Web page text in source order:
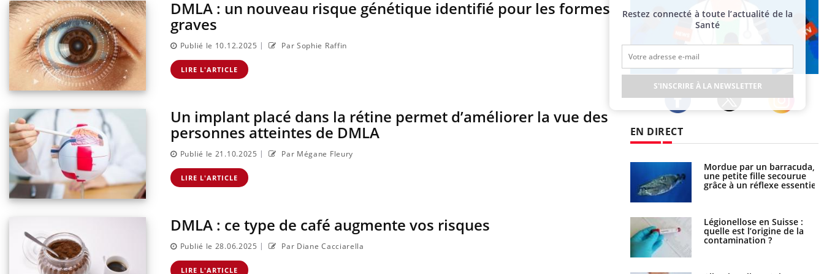
DMLA : un nouveau risque génétique identifié pour les formes
graves
Publié le 10.12.2025 | Par Sophie Raffin
LIRE L'ARTICLE
Un implant placé dans la rétine permet d’améliorer la vue des
personnes atteintes de DMLA
Publié le 21.10.2025 | Par Mégane Fleury
LIRE L'ARTICLE
DMLA : ce type de café augmente vos risques
Publié le 28.06.2025 | Par Diane Cacciarella
LIRE L'ARTICLE
EN DIRECT
Le Viagra pourrait-il freiner
la propagation du cancer ?
Mordue par un barracuda,
une petite fille secourue
grâce à un réflexe essentiel
Légionellose en Suisse :
quelle est l’origine de la
contamination ?
Restez connecté à toute l’actualité de la
Santé
S'INSCRIRE À LA NEWSLETTER